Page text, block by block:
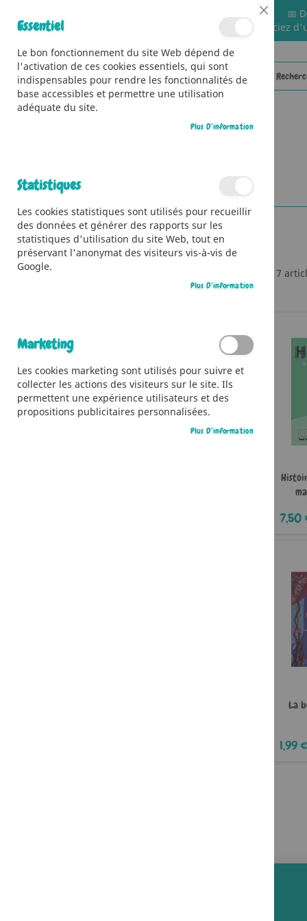
📅
🚚 Bénéficiez
7
7,50
La
1,99 €
Cookie
Bar
Essentiel
Le bon fonctionnement du site Web dépend de
l'activation de ces cookies essentiels, qui sont
indispensables pour rendre les fonctionnalités de
base accessibles et permettre une utilisation
adéquate du site.
Plus D’information
Statistiques
Les cookies statistiques sont utilisés pour recueillir
des données et générer des rapports sur les
statistiques d'utilisation du site Web, tout en
préservant l'anonymat des visiteurs vis-à-vis de
Google.
Plus D’information
Marketing
Les cookies marketing sont utilisés pour suivre et
collecter les actions des visiteurs sur le site. Ils
permettent une expérience utilisateurs et des
propositions publicitaires personnalisées.
Plus D’information